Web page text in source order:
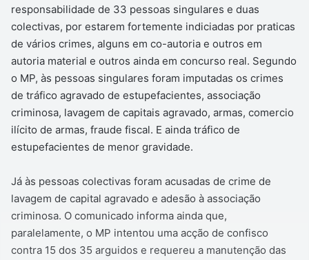
responsabilidade de 33 pessoas singulares e duas
colectivas, por estarem fortemente indiciadas por praticas
de vários crimes, alguns em co-autoria e outros em
autoria material e outros ainda em concurso real. Segundo
o MP, às pessoas singulares foram imputadas os crimes
de tráfico agravado de estupefacientes, associação
criminosa, lavagem de capitais agravado, armas, comercio
ilícito de armas, fraude fiscal. E ainda tráfico de
estupefacientes de menor gravidade.
Já às pessoas colectivas foram acusadas de crime de
lavagem de capital agravado e adesão à associação
criminosa. O comunicado informa ainda que,
paralelamente, o MP intentou uma acção de confisco
contra 15 dos 35 arguidos e requereu a manutenção das